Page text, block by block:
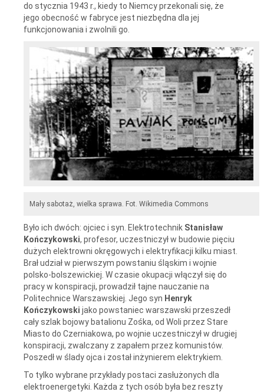
do stycznia 1943 r., kiedy to Niemcy przekonali się, że
jego obecność w fabryce jest niezbędna dla jej
funkcjonowania i zwolnili go.
Mały sabotaż, wielka sprawa. Fot. Wikimedia Commons
Było ich dwóch: ojciec i syn. Elektrotechnik Stanisław
Kończykowski, profesor, uczestniczył w budowie pięciu
dużych elektrowni okręgowych i elektryfikacji kilku miast.
Brał udział w pierwszym powstaniu śląskim i wojnie
polsko-bolszewickiej. W czasie okupacji włączył się do
pracy w konspiracji, prowadził tajne nauczanie na
Politechnice Warszawskiej. Jego syn Henryk
Kończykowski jako powstaniec warszawski przeszedł
cały szlak bojowy batalionu Zośka, od Woli przez Stare
Miasto do Czerniakowa, po wojnie uczestniczył w drugiej
konspiracji, zwalczany z zapałem przez komunistów.
Poszedł w ślady ojca i został inżynierem elektrykiem.
To tylko wybrane przykłady postaci zasłużonych dla
elektroenergetyki. Każda z tych osób była bez reszty